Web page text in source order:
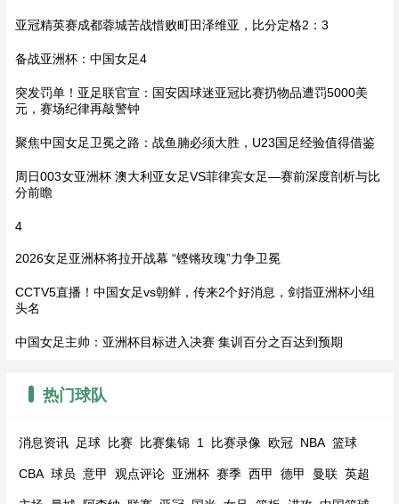
亚冠精英赛成都蓉城苦战惜败町田泽维亚，比分定格2：3
备战亚洲杯：中国女足4
突发罚单！亚足联官宣：国安因球迷亚冠比赛扔物品遭罚5000美
元，赛场纪律再敲警钟
聚焦中国女足卫冕之路：战鱼腩必须大胜，U23国足经验值得借鉴
周日003女亚洲杯 澳大利亚女足VS菲律宾女足—赛前深度剖析与比
分前瞻
4
2026女足亚洲杯将拉开战幕 “铿锵玫瑰”力争卫冕
CCTV5直播！中国女足vs朝鲜，传来2个好消息，剑指亚洲杯小组
头名
中国女足主帅：亚洲杯目标进入决赛 集训百分之百达到预期
热门球队
消息资讯 足球 比赛 比赛集锦 1 比赛录像 欧冠 NBA 篮球
CBA 球员 意甲 观点评论 亚洲杯 赛季 西甲 德甲 曼联 英超